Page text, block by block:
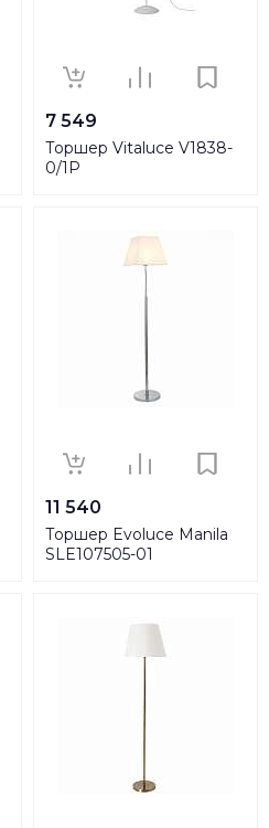
7 549
Торшер Vitaluce V1838-
0/1P
11 540
Торшер Evoluce Manila
SLE107505-01